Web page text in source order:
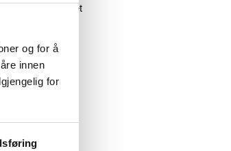
og for å
innen
for
fra Vorwerk er et